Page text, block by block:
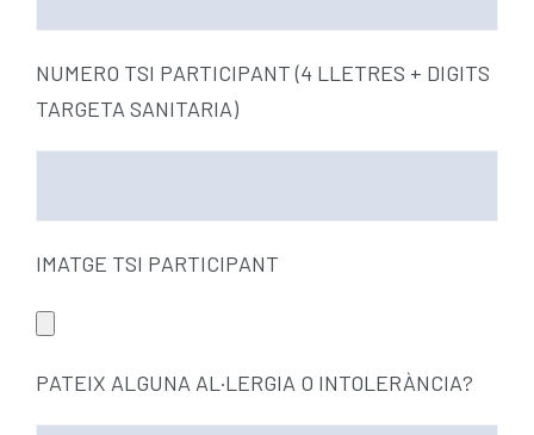
NUMERO TSI PARTICIPANT (4 LLETRES + DIGITS
TARGETA SANITARIA)
IMATGE TSI PARTICIPANT
PATEIX ALGUNA AL·LERGIA O INTOLERÀNCIA?